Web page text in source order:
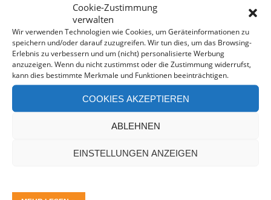
Cookie-Zustimmung
verwalten
Wir verwenden Technologien wie Cookies, um Geräteinformationen zu
speichern und/oder darauf zuzugreifen. Wir tun dies, um das Browsing-
Erlebnis zu verbessern und um (nicht) personalisierte Werbung
anzuzeigen. Wenn du nicht zustimmst oder die Zustimmung widerrufst,
kann dies bestimmte Merkmale und Funktionen beeinträchtigen.
COOKIES AKZEPTIEREN
ABLEHNEN
EINSTELLUNGEN ANZEIGEN
GRIECHENLAND ROADTRIP MIT DEM
WOHNMOBIL
Traumstrände vor einzigartigen Kulissen, imposante
kulinarische Spezialitäten unter der Sonne Südeuropas